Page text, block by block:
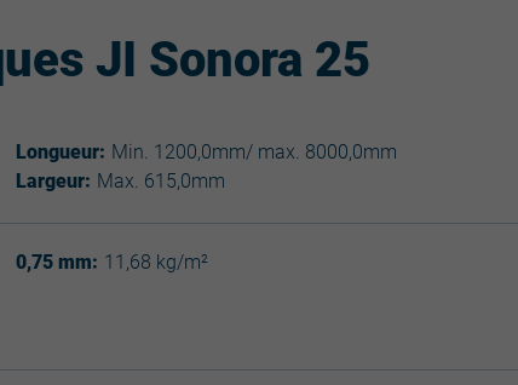
JI Sonora 25
Longueur: Min. 1200,0mm/ max. 8000,0mm
Largeur: Max. 615,0mm
0,75 mm: 11,68 kg/m²